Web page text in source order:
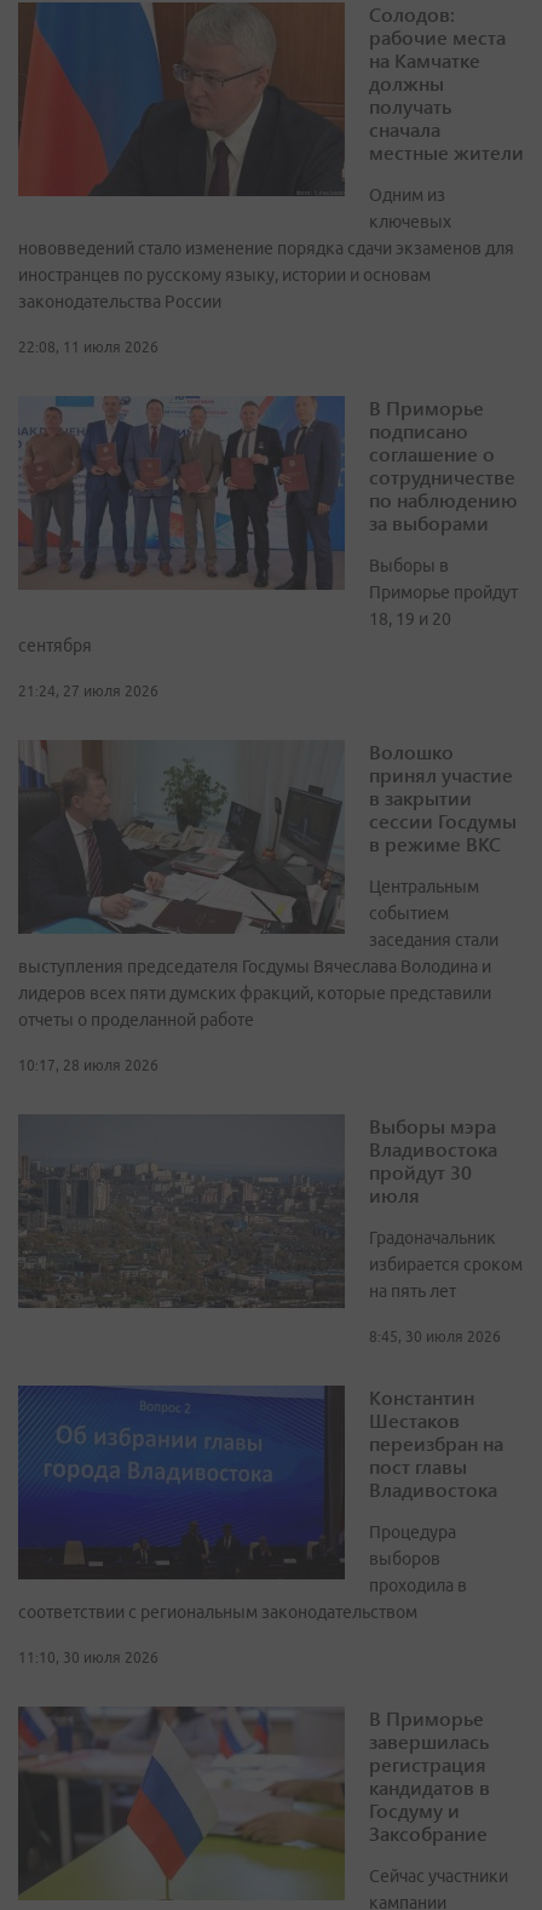
Солодов:
рабочие места
на Камчатке
должны
получать
сначала
местные жители
Одним из
ключевых
нововведений стало изменение порядка сдачи экзаменов для
иностранцев по русскому языку, истории и основам
законодательства России
22:08, 11 июля 2026
В Приморье
подписано
соглашение о
сотрудничестве
по наблюдению
за выборами
Выборы в
Приморье пройдут
18, 19 и 20
сентября
21:24, 27 июля 2026
Волошко
принял участие
в закрытии
сессии Госдумы
в режиме ВКС
Центральным
событием
заседания стали
выступления председателя Госдумы Вячеслава Володина и
лидеров всех пяти думских фракций, которые представили
отчеты о проделанной работе
10:17, 28 июля 2026
Выборы мэра
Владивостока
пройдут 30
июля
Градоначальник
избирается сроком
на пять лет
8:45, 30 июля 2026
Константин
Шестаков
переизбран на
пост главы
Владивостока
Процедура
выборов
проходила в
соответствии с региональным законодательством
11:10, 30 июля 2026
В Приморье
завершилась
регистрация
кандидатов в
Госдуму и
Заксобрание
Сейчас участники
кампании